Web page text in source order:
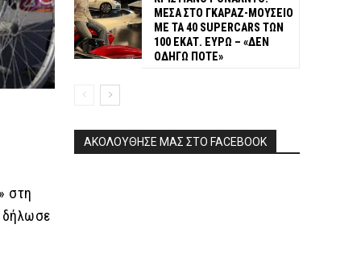
στη
δήλωσε
ΜΕΣΑ ΣΤΟ ΓΚΑΡΑΖ-ΜΟΥΣΕΙΟ
ΜΕ ΤΑ 40 SUPERCARS ΤΩΝ
100 ΕΚΑΤ. ΕΥΡΩ – «ΔΕΝ
ΟΔΗΓΩ ΠΟΤΕ»
ΑΚΟΛΟΥΘΗΣΕ ΜΑΣ ΣΤΟ FACEBOOK